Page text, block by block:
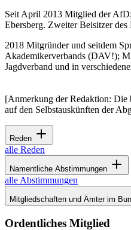
Seit April 2013 Mitglied der
Ebersberg. Zweiter Beisitzer
2018 Mitgründer und seitdem
Akademikerverbands (DAV!);
Jagdverband und in
[Anmerkung der Redaktion: Die
auf den Selbstauskünften der
Reden
alle Reden
Namentliche Abstimmungen
alle Abstimmungen
Mitgliedschaften und Ämter im
Ordentliches Mitglied